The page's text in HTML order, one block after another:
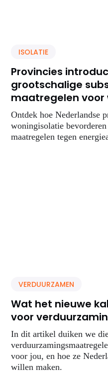
ISOLATIE
Provincies
grootschalige
maatregelen voor
Ontdek hoe Nederlandse
woningisolatie
maatregelen tegen
VERDUURZAMEN
Wat het nieuwe
voor
In dit artikel duiken we
voor jou, en hoe ze
willen maken.